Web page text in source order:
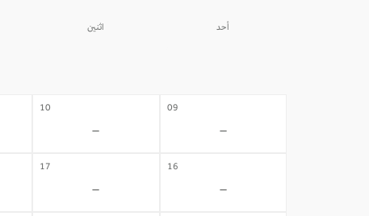
أحد اثنين
09
-
10
-
16
-
17
-